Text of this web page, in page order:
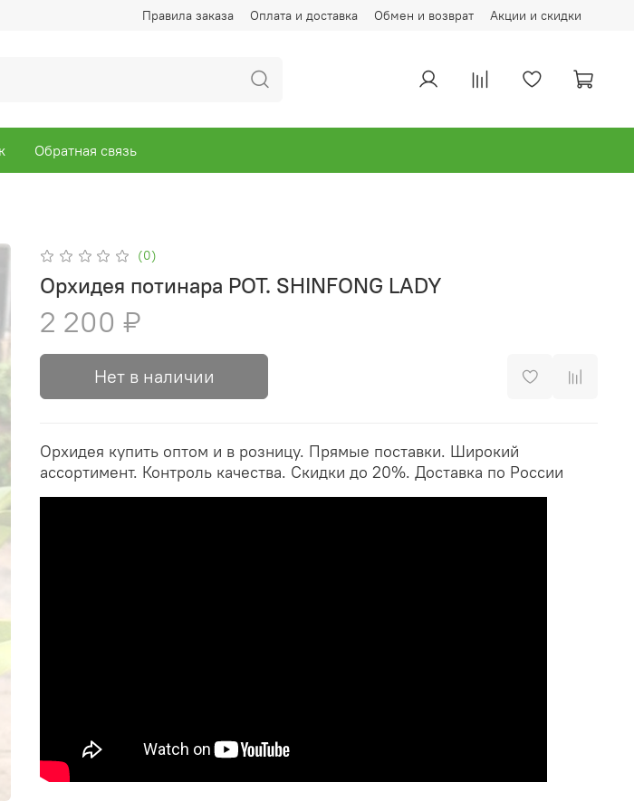
Правила заказа Оплата и доставка Обмен и возврат Акции и скидки
Обратная связь
(0)
Орхидея потинара POT. SHINFONG LADY
2 200 ₽
Нет в наличии
Орхидея купить оптом и в розницу. Прямые поставки. Широкий
ассортимент. Контроль качества. Скидки до 20%. Доставка по России